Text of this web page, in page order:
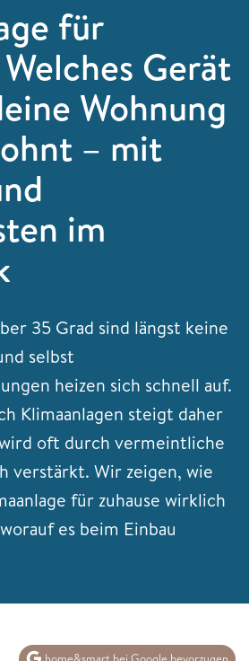
für
Gerät
Wohnung
– mit
im
35 Grad sind längst keine
selbst
heizen sich schnell auf.
Klimaanlagen steigt daher
oft durch vermeintliche
verstärkt. Wir zeigen, wie
für zuhause wirklich
es beim Einbau